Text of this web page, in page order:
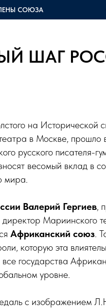
СОЮЗА
ШАГ
на Исторической
в Москве, прошло
русского писателя-
весомый вклад в
мира.
Валерий Гергиев,
Мариинского
Африканский союз.
которую эта
государства
уровне.
с изображением